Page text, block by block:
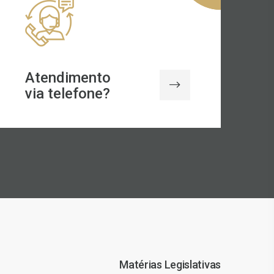
Atendimento
via telefone?
Matérias Legislativas